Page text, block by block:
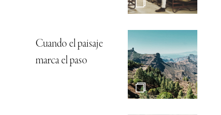
Cuando el paisaje
marca el paso